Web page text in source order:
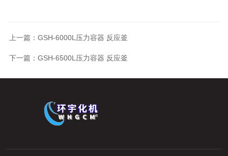
上一篇： GSH-6000L压力容器 反应釜
下一篇： GSH-6500L压力容器 反应釜